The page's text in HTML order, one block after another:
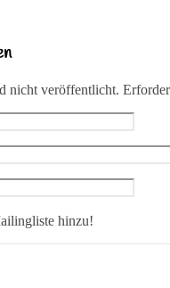
nicht veröffentlicht.
hinzu!